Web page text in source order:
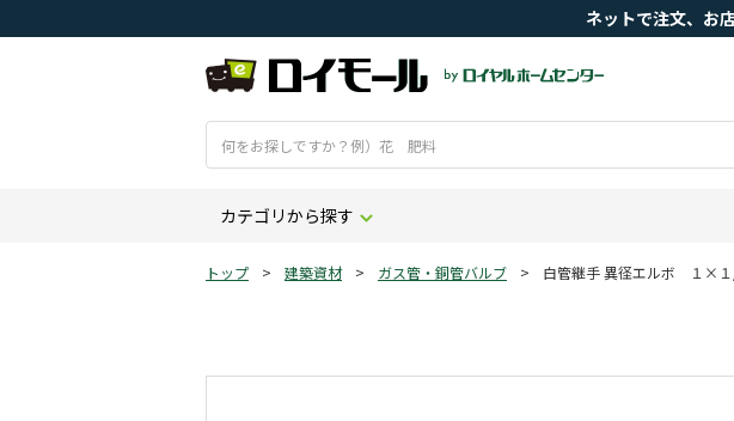
ネットで注文、お
カテゴリから探す
トップ > 建築資材 > ガス管・銅管バルブ > 白管継手 異径エルボ １×１